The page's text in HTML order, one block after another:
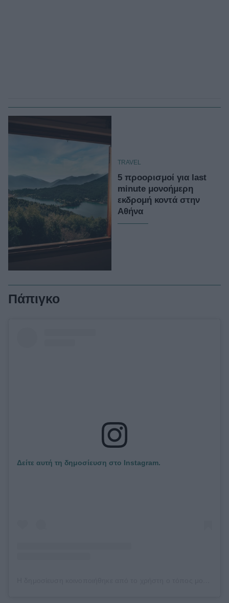
TRAVEL
5 προορισμοί για last
minute μονοήμερη
εκδρομή κοντά στην
Αθήνα
Πάπιγκο
Δείτε αυτή τη δημοσίευση στο Instagram.